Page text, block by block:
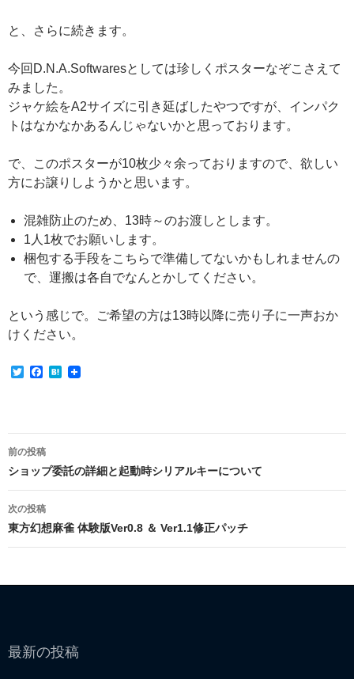
と、さらに続きます。
今回D.N.A.Softwaresとしては珍しくポスターなぞこさえて
みました。
ジャケ絵をA2サイズに引き延ばしたやつですが、インパク
トはなかなかあるんじゃないかと思っております。
で、このポスターが10枚少々余っておりますので、欲しい
方にお譲りしようかと思います。
混雑防止のため、13時～のお渡しとします。
1人1枚でお願いします。
梱包する手段をこちらで準備してないかもしれませんの
で、運搬は各自でなんとかしてください。
という感じで。ご希望の方は13時以降に売り子に一声おか
けください。
T
e
r
F
o
o
k
H
a
投
稿
ナ
ビ
ー
ョ
前の投稿
ショップ委託の詳細と起動時シリアルキーについて
次の投稿
東方幻想麻雀 体験版Ver0.8 ＆ Ver1.1修正パッチ
最新の投稿